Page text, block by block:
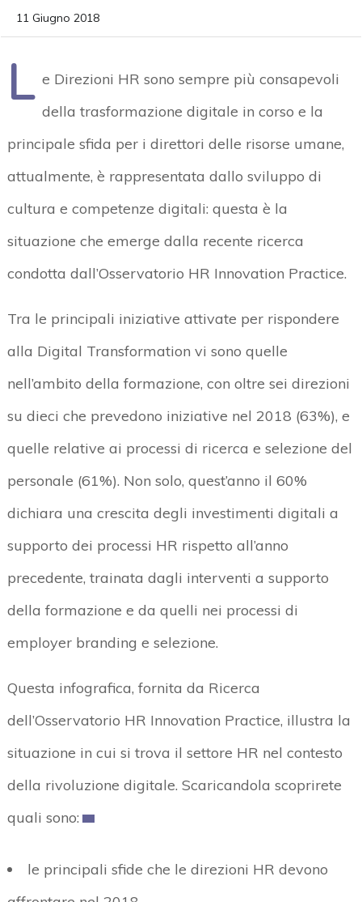
11 Giugno 2018
L e Direzioni HR sono sempre più consapevoli
della trasformazione digitale in corso e la
principale sfida per i direttori delle risorse umane,
attualmente, è rappresentata dallo sviluppo di
cultura e competenze digitali: questa è la
situazione che emerge dalla recente ricerca
condotta dall’Osservatorio HR Innovation Practice.
Tra le principali iniziative attivate per rispondere
alla Digital Transformation vi sono quelle
nell’ambito della formazione, con oltre sei direzioni
su dieci che prevedono iniziative nel 2018 (63%), e
quelle relative ai processi di ricerca e selezione del
personale (61%). Non solo, quest’anno il 60%
dichiara una crescita degli investimenti digitali a
supporto dei processi HR rispetto all’anno
precedente, trainata dagli interventi a supporto
della formazione e da quelli nei processi di
employer branding e selezione.
Questa infografica, fornita da Ricerca
dell’Osservatorio HR Innovation Practice, illustra la
situazione in cui si trova il settore HR nel contesto
della rivoluzione digitale. Scaricandola scoprirete
quali sono:
le principali sfide che le direzioni HR devono